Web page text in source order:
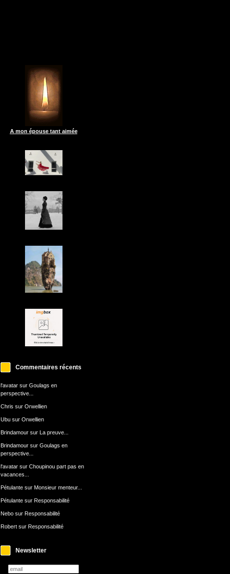
A mon épouse tant aimée
Commentaires récents
l'avatarsur Goulags en
perspective...
Chris sur Orwellien
Ubusur Orwellien
Brindamoursur La preuve...
Brindamoursur Goulags en
perspective...
l'avatarsur Choupinou part pas en
vacances...
Pétulantesur Monsieur menteur...
Pétulantesur Responsabilité
Nebosur Responsabilité
Robertsur Responsabilité
Newsletter